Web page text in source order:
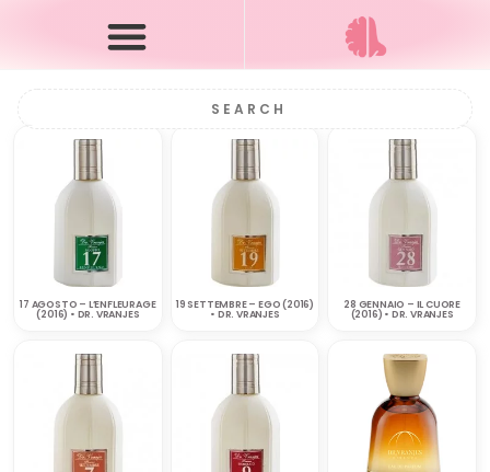
17 AGOSTO – L’ENFLEURAGE
(2016) • DR. VRANJES
19 SETTEMBRE – EGO (2016)
• DR. VRANJES
28 GENNAIO – IL CUORE
(2016) • DR. VRANJES